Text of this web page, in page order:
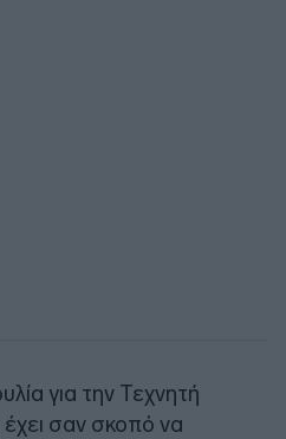
για την Τεχνητή
σαν σκοπό να